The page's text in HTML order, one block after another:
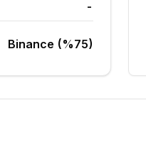
-
Binance (%75)